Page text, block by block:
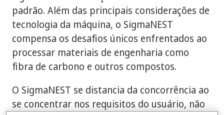
padrão. Além das principais considerações de
tecnologia da máquina, o SigmaNEST
compensa os desafios únicos enfrentados ao
processar materiais de engenharia como
fibra de carbono e outros compostos.
O SigmaNEST se distancia da concorrência ao
se concentrar nos requisitos do usuário, não